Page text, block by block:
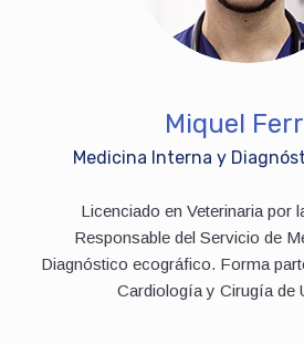
Miquel
Medicina Interna y
Licenciado en Veterinaria por
Responsable del Servicio de
Diagnóstico ecográfico. Forma
Cardiología y Cirugía de